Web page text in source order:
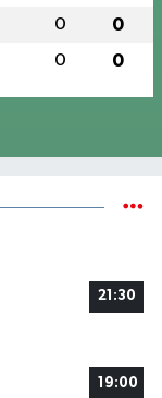
0 0
0 0
21:30
19:00